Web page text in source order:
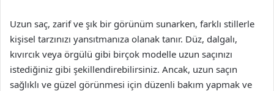
Uzun saç, zarif ve şık bir görünüm sunarken, farklı stillerle
kişisel tarzınızı yansıtmanıza olanak tanır. Düz, dalgalı,
kıvırcık veya örgülü gibi birçok modelle uzun saçınızı
istediğiniz gibi şekillendirebilirsiniz. Ancak, uzun saçın
sağlıklı ve güzel görünmesi için düzenli bakım yapmak ve